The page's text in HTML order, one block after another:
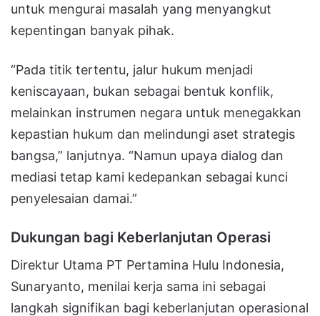
untuk mengurai masalah yang menyangkut
kepentingan banyak pihak.
“Pada titik tertentu, jalur hukum menjadi
keniscayaan, bukan sebagai bentuk konflik,
melainkan instrumen negara untuk menegakkan
kepastian hukum dan melindungi aset strategis
bangsa,” lanjutnya. “Namun upaya dialog dan
mediasi tetap kami kedepankan sebagai kunci
penyelesaian damai.”
Dukungan bagi Keberlanjutan Operasi
Direktur Utama PT Pertamina Hulu Indonesia,
Sunaryanto, menilai kerja sama ini sebagai
langkah signifikan bagi keberlanjutan operasional